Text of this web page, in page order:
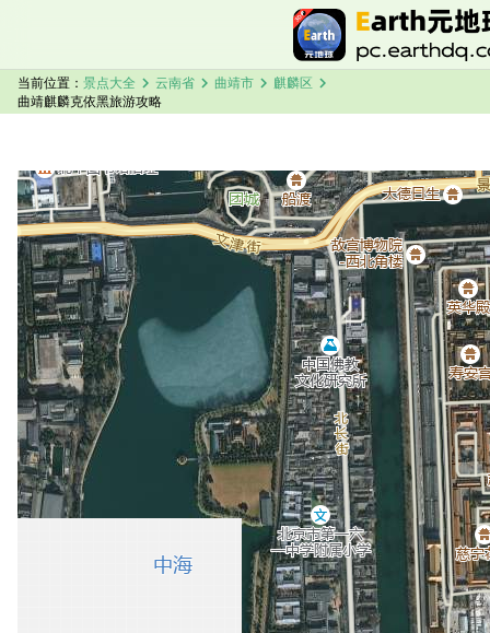
当前位置： 景点大全 chevron_right 云南省 chevron_right 曲靖市 chevron_right 麒麟区 chevron_right
曲靖麒麟克依黑旅游攻略
曲靖麒麟克依黑卫星地图加载中，请稍候...